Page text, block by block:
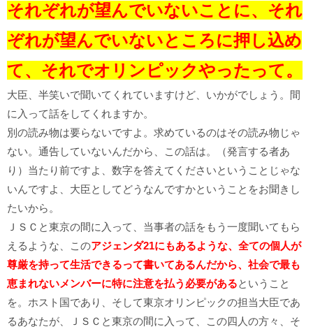
それぞれが望んでいないことに、それ
ぞれが望んでいないところに押し込め
て、それでオリンピックやったって。
大臣、半笑いで聞いてくれていますけど、いかがでしょう。間
に入って話をしてくれますか。
別の読み物は要らないですよ。求めているのはその読み物じゃ
ない。通告していないんだから、この話は。（発言する者あ
り）当たり前ですよ、数字を答えてくださいということじゃな
いんですよ、大臣としてどうなんですかということをお聞きし
たいから。
ＪＳＣと東京の間に入って、当事者の話をもう一度聞いてもら
えるような、このアジェンダ21にもあるような、全ての個人が
尊厳を持って生活できるって書いてあるんだから、社会で最も
恵まれないメンバーに特に注意を払う必要があるということ
を。ホスト国であり、そして東京オリンピックの担当大臣であ
るあなたが、ＪＳＣと東京の間に入って、この四人の方々、そ